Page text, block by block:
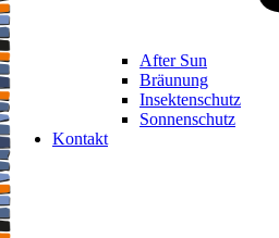
After Sun
Bräunung
Insektenschutz
Sonnenschutz
Kontakt
BEREITSCHAFT
+43 3142 62553